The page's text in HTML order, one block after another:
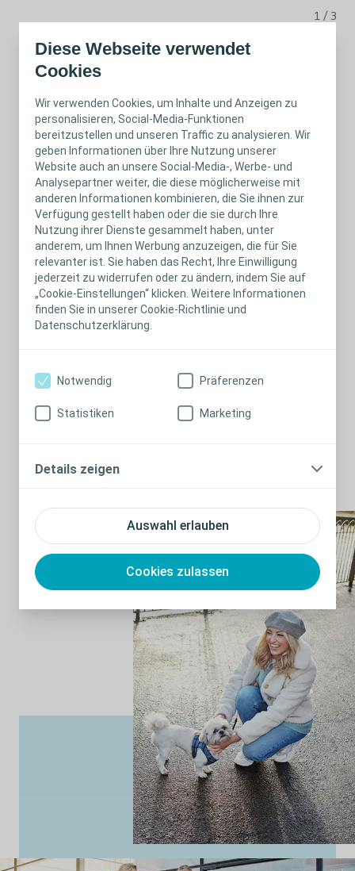
Diese Webseite verwendet
Cookies
Wir verwenden Cookies, um Inhalte und Anzeigen zu
personalisieren, Social-Media-Funktionen
bereitzustellen und unseren Traffic zu analysieren. Wir
geben Informationen über Ihre Nutzung unserer
Website auch an unsere Social-Media-, Werbe- und
Analysepartner weiter, die diese möglicherweise mit
anderen Informationen kombinieren, die Sie ihnen zur
Verfügung gestellt haben oder die sie durch Ihre
Nutzung ihrer Dienste gesammelt haben, unter
anderem, um Ihnen Werbung anzuzeigen, die für Sie
relevanter ist. Sie haben das Recht, Ihre Einwilligung
jederzeit zu widerrufen oder zu ändern, indem Sie auf
„Cookie-Einstellungen“ klicken. Weitere Informationen
finden Sie in unserer Cookie-Richtlinie und
Datenschutzerklärung.
Auswahl erlauben
Cookies zulassen
Notwendig Präferenzen
Statistiken Marketing
Details zeigen
1 / 3
Konvexe Form in drei
Varianten
SenSura® Mio Konvex ist in drei verschiedenen
konvexen Ausprägungen für eine individuell
optimale Passform erhältlich:
Soft“ hat eine sanfte Wölbung für Bereiche
mit leichten Einbuchtungen, Unebenheiten
oder Falten.
Light“ hat eine leichte Wölbung für flache,
nach innen gewölbte Bereiche rund um das
Stoma.
Wölbung für tiefe, nach innen gewölbte
Bereiche in der Stomaumgebung aus.